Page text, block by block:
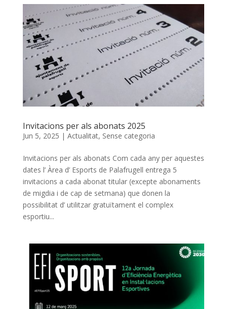
Invitacions per als abonats 2025
Jun 5, 2025 | Actualitat, Sense categoria
Invitacions per als abonats Com cada any per aquestes
dates l’ Àrea d’ Esports de Palafrugell entrega 5
invitacions a cada abonat titular (excepte abonaments
de migdia i de cap de setmana) que donen la
possibilitat d’ utilitzar gratuïtament el complex
esportiu...